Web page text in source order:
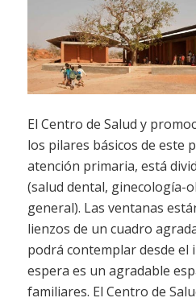
El Centro de Salud y
los pilares básicos de este
atención primaria, está
(salud dental, ginecología-
general). Las ventanas
lienzos de un cuadro
podrá contemplar desde el
espera es un agradable
familiares. El Centro de